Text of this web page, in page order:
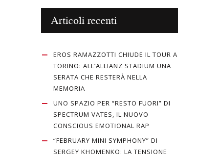
Articoli recenti
EROS RAMAZZOTTI CHIUDE IL TOUR A
TORINO: ALL’ALLIANZ STADIUM UNA
SERATA CHE RESTERÀ NELLA
MEMORIA
UNO SPAZIO PER “RESTO FUORI” DI
SPECTRUM VATES, IL NUOVO
CONSCIOUS EMOTIONAL RAP
“FEBRUARY MINI SYMPHONY” DI
SERGEY KHOMENKO: LA TENSIONE